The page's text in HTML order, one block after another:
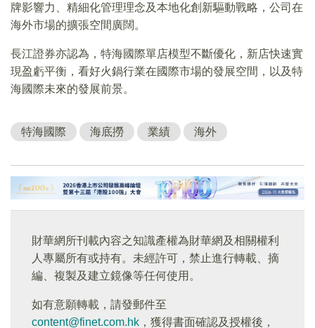
牌影響力、精細化管理理念及本地化創新驅動戰略，公司在
海外市場的擴張空間廣闊。
長江證券亦認為，特海國際單店模型不斷優化，新店快速實
現盈虧平衡，看好火鍋行業在國際市場的發展空間，以及特
海國際未來的發展前景。
特海國際 海底撈 業績 海外
財華網所刊載內容之知識產權為財華網及相關權利
人專屬所有或持有。未經許可，禁止進行轉載、摘
編、複製及建立鏡像等任何使用。
如有意願轉載，請發郵件至
content@finet.com.hk ，獲得書面確認及授權後，